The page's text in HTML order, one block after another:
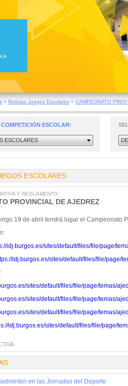
> Noticias Juegos Escolares > CAMPEONATO
COMPETICIÓN ESCOLAR:
ESCOLARES
ESCOLARES
Y REGLAMENTO
PROVINCIAL DE AJEDREZ
19 de abril tendrá lugar el Campeonato
idj.burgos.es/sites/default/files/file/page/
idj.burgos.es/sites/default/files/file/page/
sites/default/files/file/page/temas/
sites/default/files/file/page/temas/
sites/default/files/file/page/temas/
idj.burgos.es/sites/default/files/file/page/
en las Jornadas del Deporte